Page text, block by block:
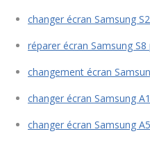
changer écran Samsung
réparer écran Samsung S8
changement écran
changer écran Samsung
changer écran Samsung